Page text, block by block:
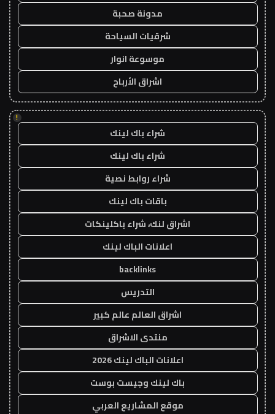
مدونة صحبة
شرقيات السياحة
موسوعة انوار
اشراق الأرباح
!
شراء باك لينك
شراء باك لينك
شراء روابط نصية
باقات باك لينك
اشراق لنك، شراء باكلينكات
اعلانات الباك لينك
backlinks
التدريس
اشراق العالم عالم كبير
منتدى الاشراق
اعلانات الباك لينك 2026
باك لينك وجيست بوست
موقع المشاريع العربي